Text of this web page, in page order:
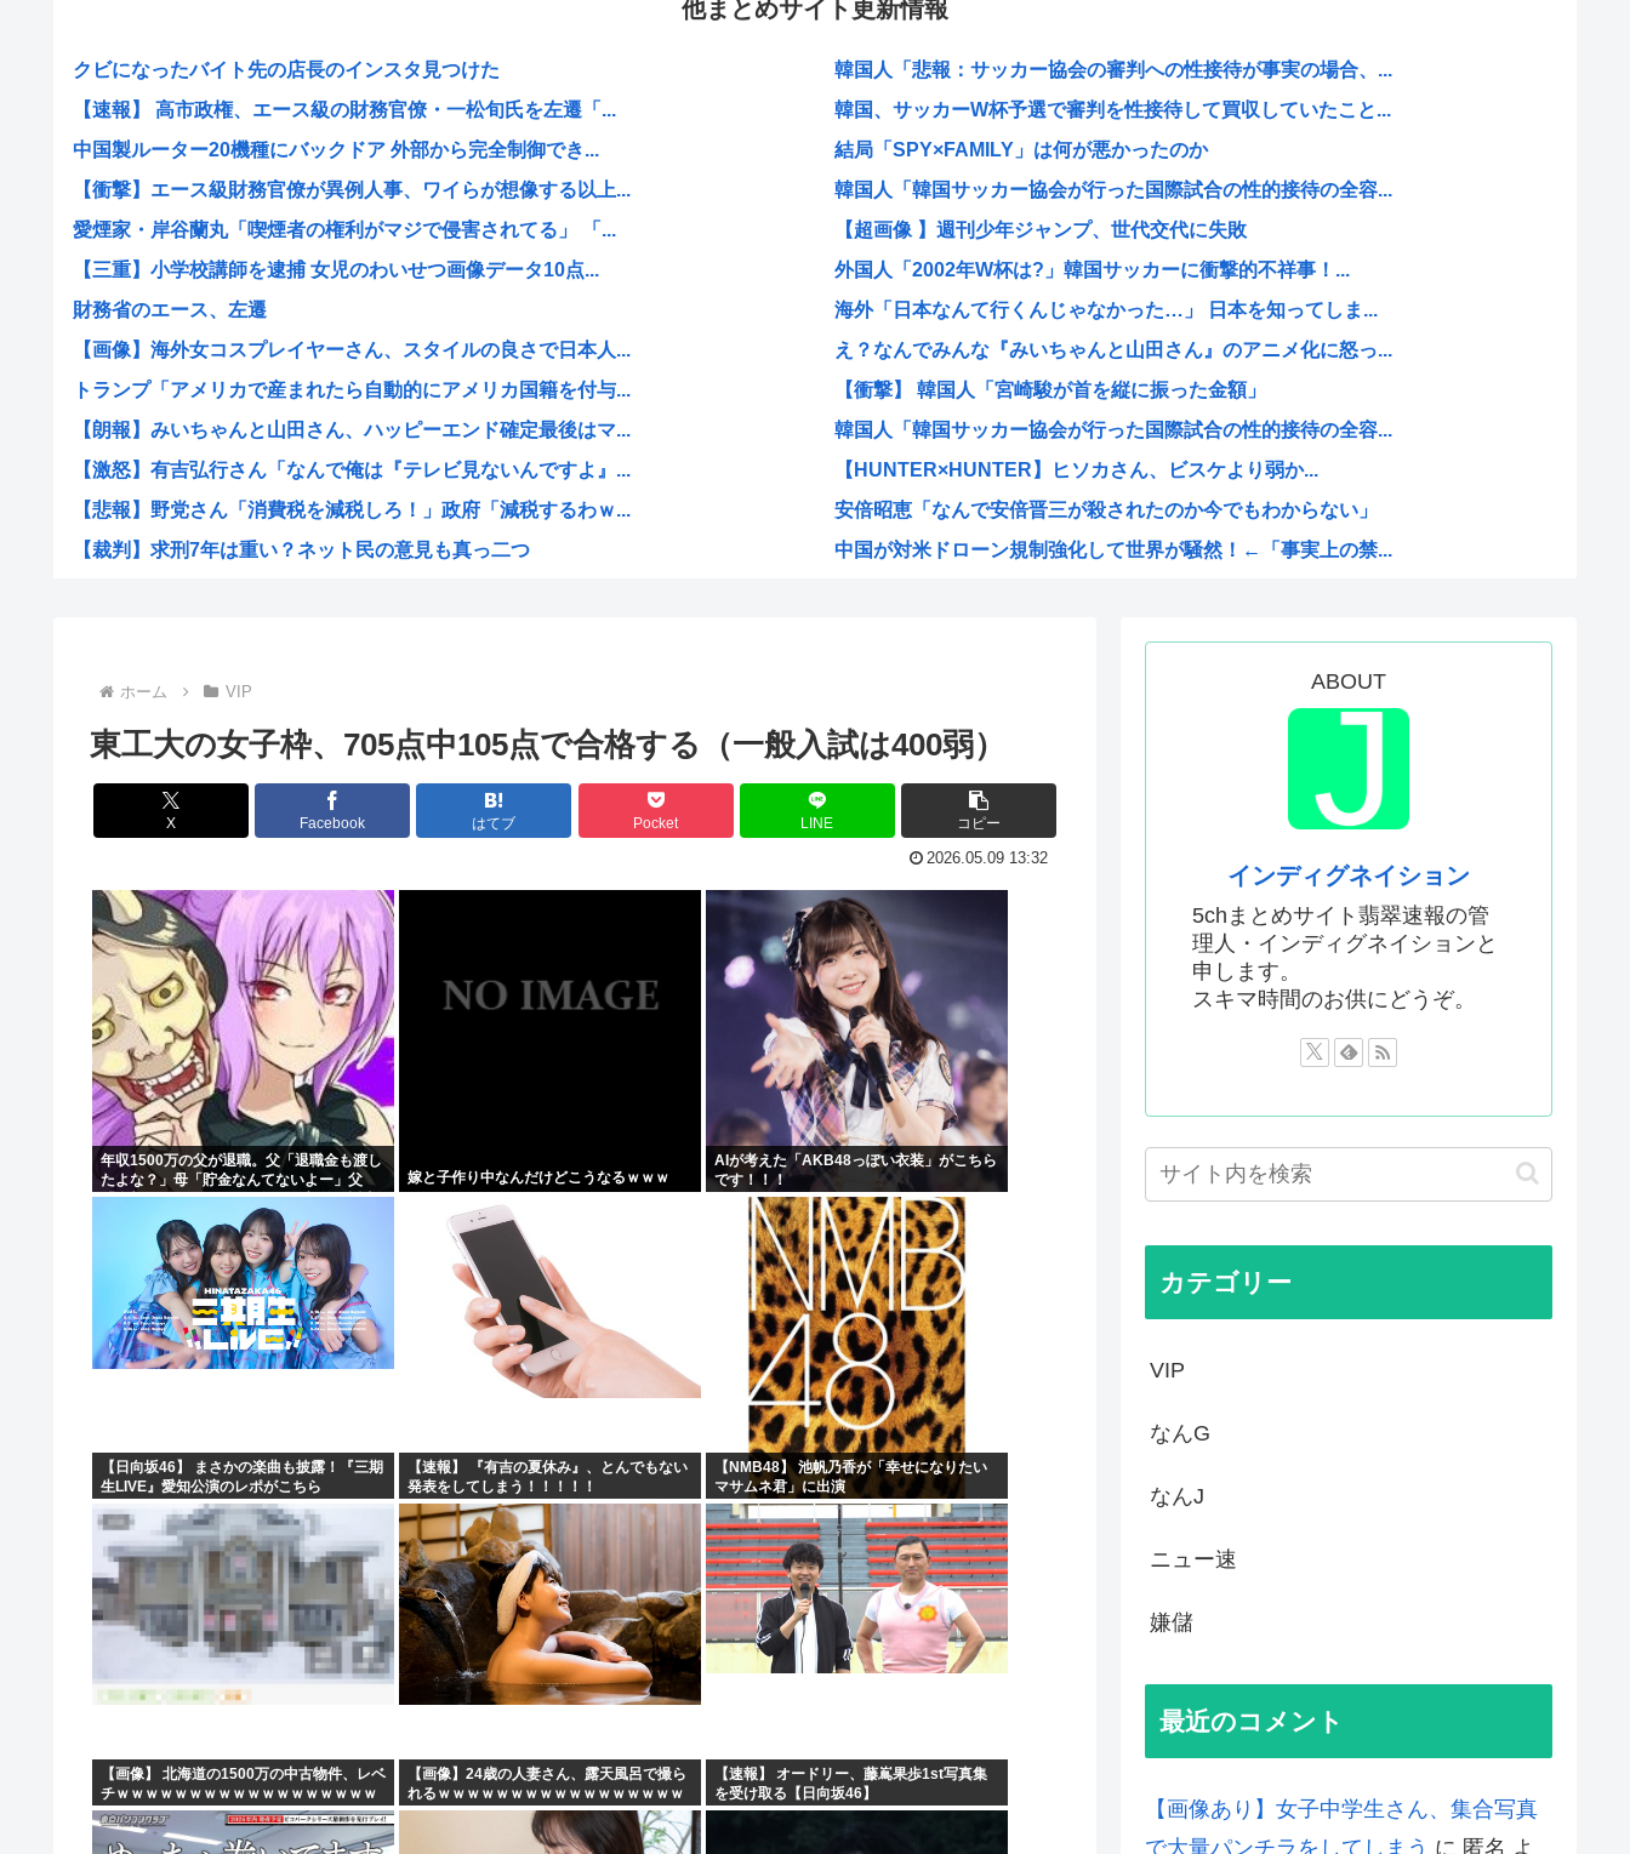
他まとめサイト更新情報
クビになったバイト先の店長のインスタ見つけた
【速報】 高市政権、エース級の財務官僚・一松旬氏を左遷「...
中国製ルーター20機種にバックドア 外部から完全制御でき...
【衝撃】エース級財務官僚が異例人事、ワイらが想像する以上...
愛煙家・岸谷蘭丸「喫煙者の権利がマジで侵害されてる」 「...
【三重】小学校講師を逮捕 女児のわいせつ画像データ10点...
財務省のエース、左遷
【画像】海外女コスプレイヤーさん、スタイルの良さで日本人...
トランプ「アメリカで産まれたら自動的にアメリカ国籍を付与...
【朗報】みいちゃんと山田さん、ハッピーエンド確定最後はマ...
【激怒】有吉弘行さん「なんで俺は『テレビ見ないんですよ』...
【悲報】野党さん「消費税を減税しろ！」政府「減税するわｗ...
【裁判】求刑7年は重い？ネット民の意見も真っ二つ
【画像】電撃婚から1年半…狩野舞子さん、黒ドレス姿の激変...
【画像あり】中学生アイドルの撮影会の様子をご覧くださいｗ...
【画像】『菓子パン』だけ食べてる男の部屋、ガチでエグいw...
豊臣秀吉と徳川家康 どちらが強かったの
中国、アメリカに対する制裁を一斉発表
【朗報】ジャンプが最も売れた1995年新年3・4合併号に...
アップル「よその会社（Android勢？）はすぐに使えな...
日本が長距離巡航ミサイルの試験発射に成功！北朝鮮が激怒「...
【衝撃】ちょｗ AIが勝手にサイバー攻撃とかｗｗｗおまえ...
男女共同参画局「女性が尊重されない避難所のあり方を許しは...
元ＮＨＫ中川安奈アナがミニスカポリスのコスプレ披露www
【悲報】 Google、AIに投資しすぎて史上初のマイナ...
韓国人「悲報：サッカー協会の審判への性接待が事実の場合、...
韓国、サッカーW杯予選で審判を性接待して買収していたこと...
結局「SPY×FAMILY」は何が悪かったのか
韓国人「韓国サッカー協会が行った国際試合の性的接待の全容...
【超画像 】週刊少年ジャンプ、世代交代に失敗
外国人「2002年W杯は?」韓国サッカーに衝撃的不祥事！...
海外「日本なんて行くんじゃなかった…」 日本を知ってしま...
え？なんでみんな『みいちゃんと山田さん』のアニメ化に怒っ...
【衝撃】 韓国人「宮崎駿が首を縦に振った金額」
韓国人「韓国サッカー協会が行った国際試合の性的接待の全容...
【HUNTER×HUNTER】ヒソカさん、ビスケより弱か...
安倍昭恵「なんで安倍晋三が殺されたのか今でもわからない」
中国が対米ドローン規制強化して世界が騒然！←「事実上の禁...
ワンピースの「世界に5種しかない飛行能力」発言の謎が解け...
(ヽ´ん`)「ボルト3連覇って凄いな。12年間も世界一か...
韓国人「SKハイニックスが10%台の暴落！外国人投資家と...
【激震】 韓国人「韓国サッカー協会、W杯・五輪で複数回の...
ジョジョの「ヴァニラアイス」とかいうスタンド使い、流石に...
ロールちゃん描いたwww
「週刊少年ジャンプ」 発行部数が初の100万部割れ
Zガンダムで一番人気のないMSがパラスアテネという風潮
緊縮財政論者として知られる大物財務官僚、高市早苗の逆鱗に...
海外「日本にはこんな特殊な標識があるんだけど皆は見たこと...
自民党「日本人56す56す56す56す56すコロスコロス...
熊本地震避難所で高市早苗の態度が非常に良いと話題
露悪系アニメ、定義がよくわからなくなる
高市早苗「消費税減税の財源は今から考える」
声優の長谷川育美さんと結婚したいんやが
ホーム VIP
東工大の女子枠、705点中105点で合格する（一般入試は400弱）
X Facebook はてブ Pocket LINE コピー
2026.05.09 13:32
年収1500万の父が退職。父「退職金も渡し
たよな？」母「貯金なんてないよー」父
「全部なくなったの！？」→予想外の返事
に家族騒然となり…
嫁と子作り中なんだけどこうなるｗｗｗ
AIが考えた「AKB48っぽい衣装」がこちら
です！！！
【日向坂46】 まさかの楽曲も披露！『三期
生LIVE』愛知公演のレポがこちら
【速報】 『有吉の夏休み』、とんでもない
発表をしてしまう！！！！！
【NMB48】 池帆乃香が「幸せになりたい
マサムネ君」に出演
【画像】 北海道の1500万の中古物件、レベ
チｗｗｗｗｗｗｗｗｗｗｗｗｗｗｗｗｗｗ
ｗｗ
【画像】24歳の人妻さん、露天風呂で撮ら
れるｗｗｗｗｗｗｗｗｗｗｗｗｗｗｗｗｗ
【速報】 オードリー、藤嶌果歩1st写真集
を受け取る【日向坂46】
ABOUT
インディグネイション
5chまとめサイト翡翠速報の管
理人・インディグネイションと
申します。
スキマ時間のお供にどうぞ。
カテゴリー
VIP
なんG
なんJ
ニュー速
嫌儲
最近のコメント
【画像あり】女子中学生さん、集合写真
で大量パンチラをしてしまう に 匿名 よ